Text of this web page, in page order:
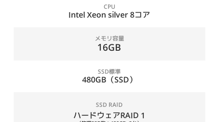
CPU
Intel Xeon silver 8コア
メモリ容量
16GB
SSD標準
480GB（SSD）
SSD RAID
ハードウェアRAID 1